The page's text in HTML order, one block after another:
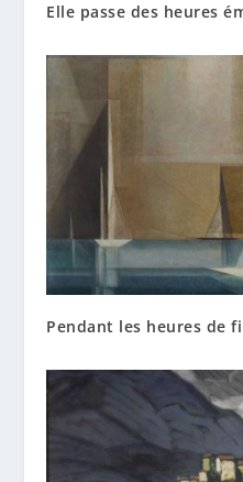
Elle passe des heures
Pendant les heures de